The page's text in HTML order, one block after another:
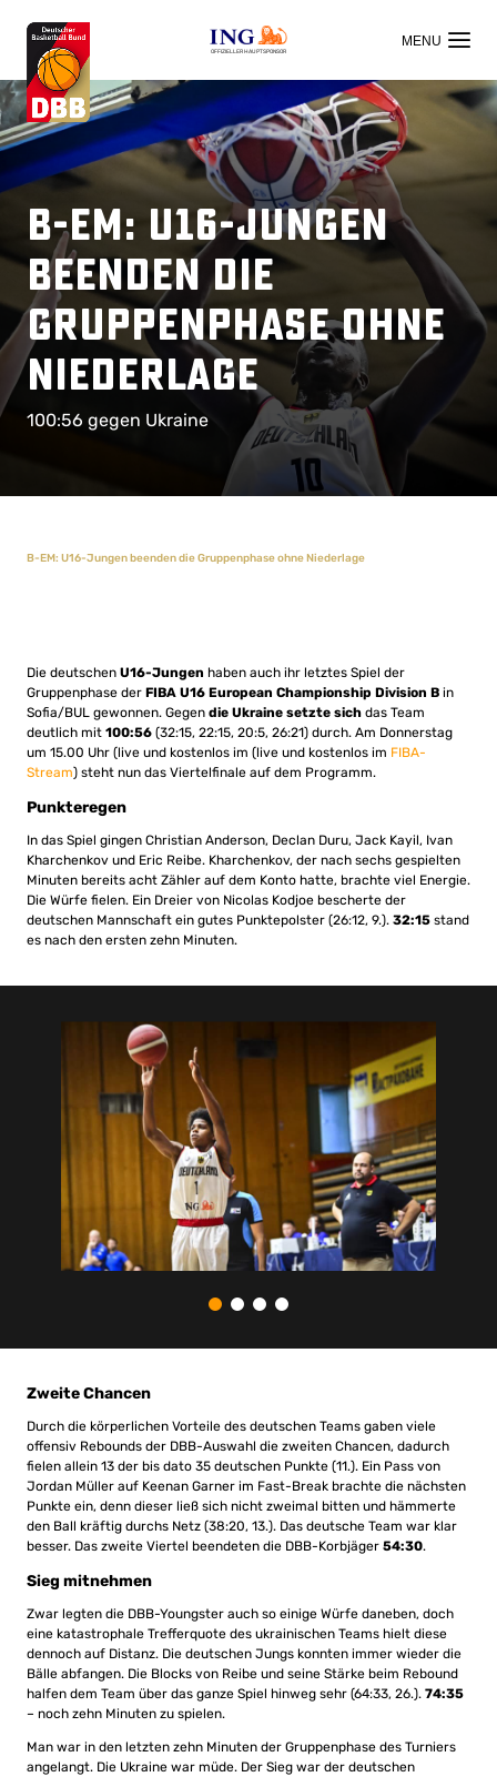
OFFIZIELLER HAUPTSPONSOR
B-EM: U16-Jungen
beenden die
Gruppenphase ohne
Niederlage
100:56 gegen Ukraine
B-EM: U16-Jungen beenden die Gruppenphase ohne Niederlage
Die deutschen U16-Jungen haben auch ihr letztes Spiel der
Gruppenphase der FIBA U16 European Championship Division B in
Sofia/BUL gewonnen. Gegen die Ukraine setzte sich das Team
deutlich mit 100:56 (32:15, 22:15, 20:5, 26:21) durch. Am Donnerstag
um 15.00 Uhr (live und kostenlos im (live und kostenlos im FIBA-
Stream) steht nun das Viertelfinale auf dem Programm.
Punkteregen
In das Spiel gingen Christian Anderson, Declan Duru, Jack Kayil, Ivan
Kharchenkov und Eric Reibe. Kharchenkov, der nach sechs gespielten
Minuten bereits acht Zähler auf dem Konto hatte, brachte viel Energie.
Die Würfe fielen. Ein Dreier von Nicolas Kodjoe bescherte der
deutschen Mannschaft ein gutes Punktepolster (26:12, 9.). 32:15 stand
es nach den ersten zehn Minuten.
Zweite Chancen
Durch die körperlichen Vorteile des deutschen Teams gaben viele
offensiv Rebounds der DBB-Auswahl die zweiten Chancen, dadurch
fielen allein 13 der bis dato 35 deutschen Punkte (11.). Ein Pass von
Jordan Müller auf Keenan Garner im Fast-Break brachte die nächsten
Punkte ein, denn dieser ließ sich nicht zweimal bitten und hämmerte
den Ball kräftig durchs Netz (38:20, 13.). Das deutsche Team war klar
besser. Das zweite Viertel beendeten die DBB-Korbjäger 54:30.
Sieg mitnehmen
Zwar legten die DBB-Youngster auch so einige Würfe daneben, doch
eine katastrophale Trefferquote des ukrainischen Teams hielt diese
dennoch auf Distanz. Die deutschen Jungs konnten immer wieder die
Bälle abfangen. Die Blocks von Reibe und seine Stärke beim Rebound
halfen dem Team über das ganze Spiel hinweg sehr (64:33, 26.). 74:35
– noch zehn Minuten zu spielen.
Man war in den letzten zehn Minuten der Gruppenphase des Turniers
angelangt. Die Ukraine war müde. Der Sieg war der deutschen